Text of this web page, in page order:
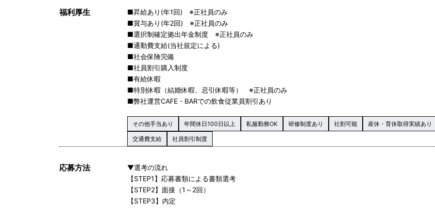
福利厚生
■昇給あり(年1回) ※正社員のみ
■賞与あり(年2回) ※正社員のみ
■選択制確定拠出年金制度 ※正社員のみ
■通勤費支給(当社規定による)
■社会保険完備
■社員割引購入制度
■有給休暇
■特別休暇（結婚休暇、忌引休暇等） ※正社員のみ
■弊社運営CAFE・BARでの飲食従業員割引あり
その他手当あり 年間休日100日以上 私服勤務OK 研修制度あり 社割可能 産休・育休取得実績あり
交通費支給 社員割引制度
応募方法
▼選考の流れ
【STEP1】応募書類による書類選考
【STEP2】面接（1～2回）
【STEP3】内定